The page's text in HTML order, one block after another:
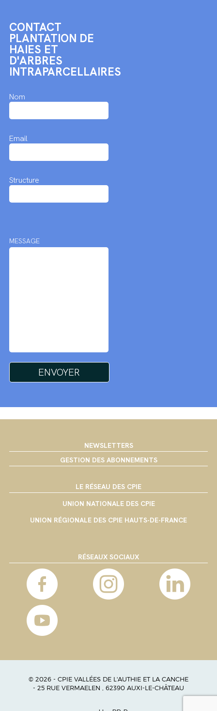
CONTACT
PLANTATION DE
HAIES ET
D'ARBRES
INTRAPARCELLAIRES
Nom
Email
Structure
MESSAGE
NEWSLETTERS
GESTION DES ABONNEMENTS
LE RÉSEAU DES CPIE
UNION NATIONALE DES CPIE
UNION RÉGIONALE DES CPIE HAUTS-DE-FRANCE
RÉSEAUX SOCIAUX
© 2026 - CPIE VALLÉES DE L'AUTHIE ET LA CANCHE
- 25 RUE VERMAELEN , 62390 AUXI-LE-CHÂTEAU